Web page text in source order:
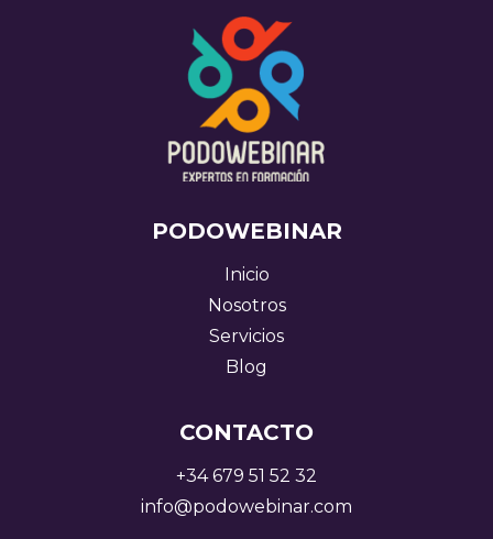
PODOWEBINAR
Inicio
Nosotros
Servicios
Blog
CONTACTO
+34 679 51 52 32
info@podowebinar.com